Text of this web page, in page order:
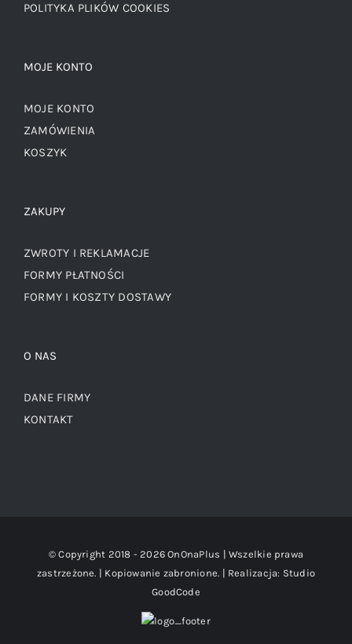
POLITYKA PLIKÓW COOKIES
MOJE KONTO
MOJE KONTO
ZAMÓWIENIA
KOSZYK
ZAKUPY
ZWROTY I REKLAMACJE
FORMY PŁATNOŚCI
FORMY I KOSZTY DOSTAWY
O NAS
DANE FIRMY
KONTAKT
© Copyright 2018 -2026 OnOnaPlus | Wszelkie prawa
zastrzeżone. | Kopiowanie zabronione. | Realizacja: Studio
GoodCode